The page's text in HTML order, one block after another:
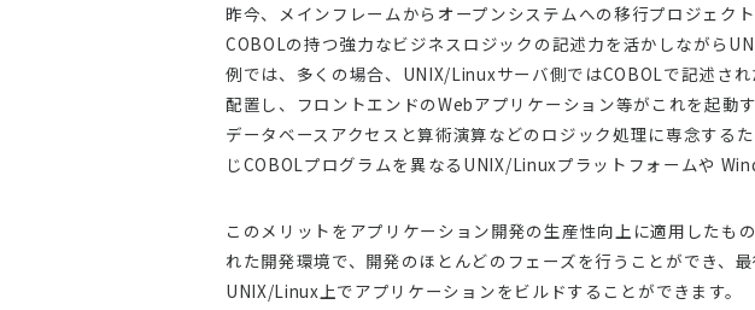
昨今、メインフレームからオープンシステムへの移行プロジェク
COBOLの持つ強力なビジネスロジックの記述力を活かしながら
例では、多くの場合、UNIX/Linuxサーバ側ではCOBOLで記述さ
配置し、フロントエンドのWebアプリケーション等がこれを起動
データベースアクセスと算術演算などのロジック処理に専念する
じCOBOLプログラムを異なるUNIX/Linuxプラットフォームや
このメリットをアプリケーション開発の生産性向上に適用した
れた開発環境で、開発のほとんどのフェーズを行うことができ、
UNIX/Linux上でアプリケーションをビルドすることができます。